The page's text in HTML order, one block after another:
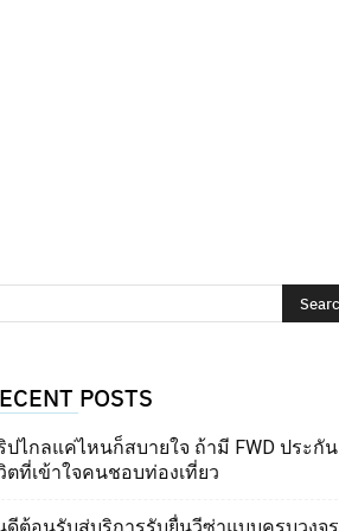
POSTS
ปไกลแค่ไหนก็สบายใจ ถ้ามี FWD ประกัน
ตที่เข้าใจคนชอบท่องเที่ยว